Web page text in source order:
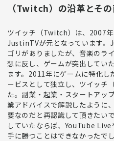
（Twitch）の沿革とそ
ツイッチ（Twitch）は、2007
JustinTVが元となっています
ゴリがありましたが、音楽のラ
想に反し、ゲームが突出してい
ます。 2011年にゲームに特化し
ービスとして独立し、ツイッチ
た。副業・起業・スタートアッ
業アドバイスで解説したように、
要なのだと再認識して頂きたい
していたならば、YouTube
手に勝つことはできなかったでし